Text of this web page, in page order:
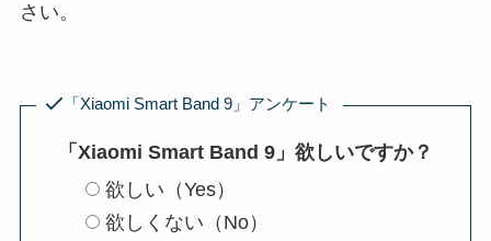
さい。
「Xiaomi Smart Band 9」アンケート
「Xiaomi Smart Band 9」欲しいですか？
欲しい（Yes）
欲しくない（No）